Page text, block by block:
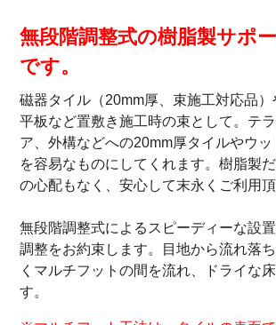
無段階調整式の樹脂製サポー
です。
磁器タイル（20mm厚、束施工対応品）
平板など置敷き施工時の束として。テ
ア、外構などへの20mm厚タイルやウ
を容易なものにしてくれます。樹脂製
の心配もなく、安心して末永くご利用頂
無段階調整式によるスピーディーな設
調整をお約束します。目地から流れ落
くマルチフットの間を流れ、ドライな
す。